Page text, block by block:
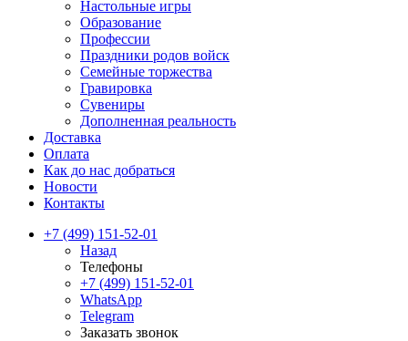
Настольные игры
Образование
Профессии
Праздники родов войск
Семейные торжества
Гравировка
Сувениры
Дополненная реальность
Доставка
Оплата
Как до нас добраться
Новости
Контакты
+7 (499) 151-52-01
Назад
Телефоны
+7 (499) 151-52-01
WhatsApp
Telegram
Заказать звонок